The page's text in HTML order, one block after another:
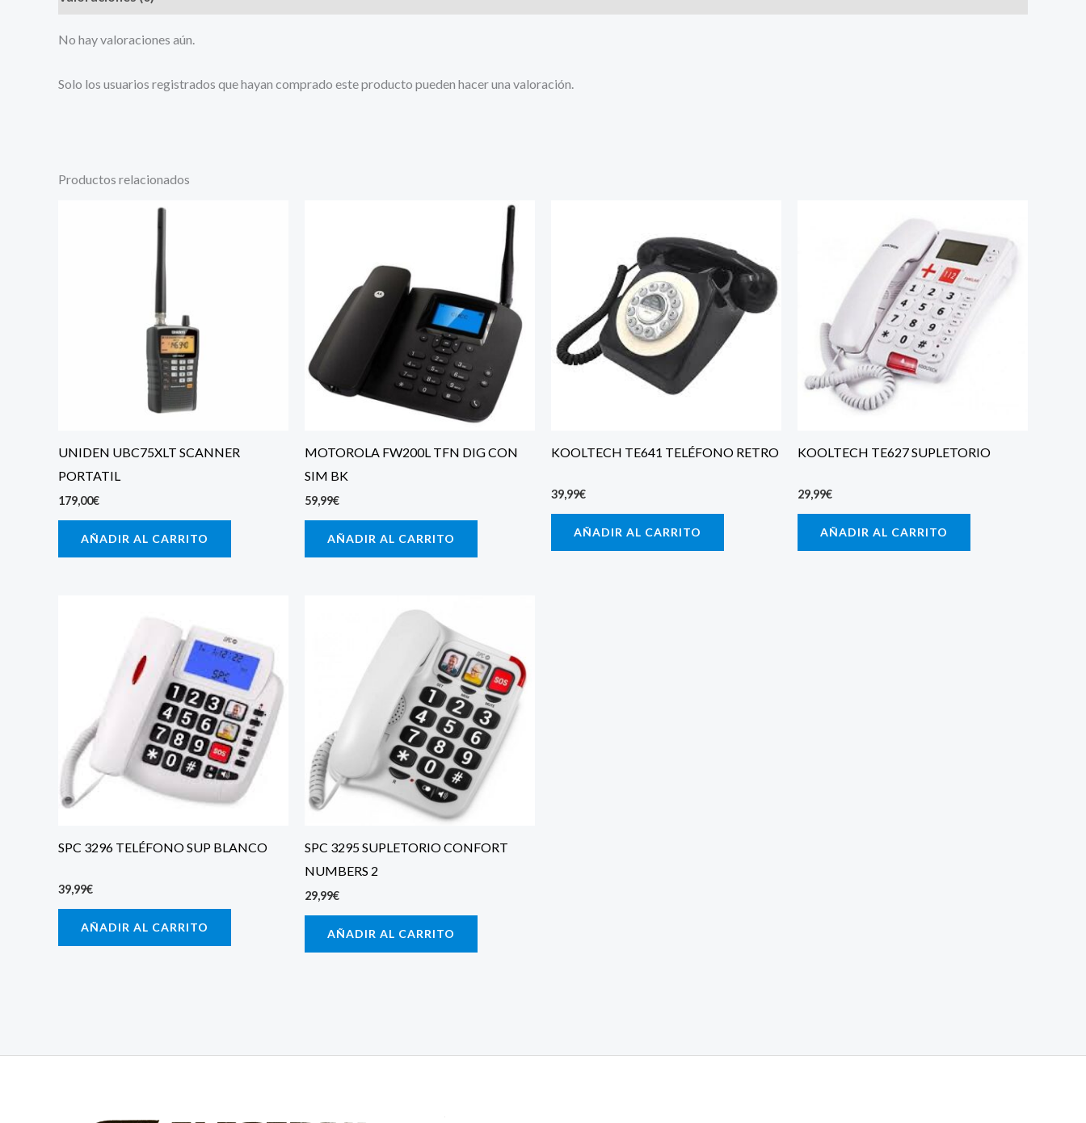
No hay valoraciones aún.
Solo los usuarios registrados que hayan comprado este producto pueden hacer una valoración.
Productos relacionados
UNIDEN UBC75XLT SCANNER
PORTATIL
179,00€
AÑADIR AL CARRITO
MOTOROLA FW200L TFN DIG CON
SIM BK
59,99€
AÑADIR AL CARRITO
KOOLTECH TE641 TELÉFONO RETRO
39,99€
AÑADIR AL CARRITO
KOOLTECH TE627 SUPLETORIO
29,99€
AÑADIR AL CARRITO
SPC 3296 TELÉFONO SUP BLANCO
39,99€
AÑADIR AL CARRITO
SPC 3295 SUPLETORIO CONFORT
NUMBERS 2
29,99€
AÑADIR AL CARRITO